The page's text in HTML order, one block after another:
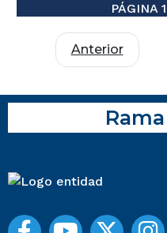
PÁGINA
Anterior